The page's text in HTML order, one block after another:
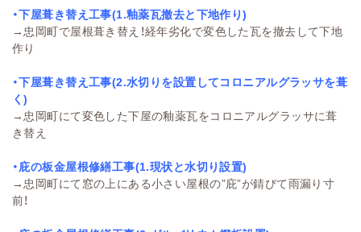
・下屋葺き替え工事(1.釉薬瓦撤去と下地作り)
→ 忠岡町で屋根葺き替え！経年劣化で変色した瓦を撤去して下地
作り
・下屋葺き替え工事(2.水切りを設置してコロニアルグラッサを葺
く)
→ 忠岡町にて変色した下屋の釉薬瓦をコロニアルグラッサに葺
き替え
・庇の板金屋根修繕工事(1.現状と水切り設置)
→ 忠岡町にて窓の上にある小さい屋根の”庇”が錆びて雨漏り寸
前！